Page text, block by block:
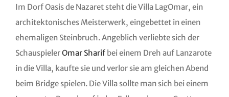
Im Dorf Oasis de Nazaret steht die Villa LagOmar, ein
architektonisches Meisterwerk, eingebettet in einen
ehemaligen Steinbruch. Angeblich verliebte sich der
SchauspielerOmar Sharifbei einem Dreh auf Lanzarote
in die Villa, kaufte sie und verlor sie am gleichen Abend
beim Bridge spielen. Die Villa sollte man sich bei einem